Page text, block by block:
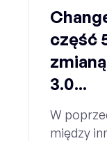
część
3.0...
W
między